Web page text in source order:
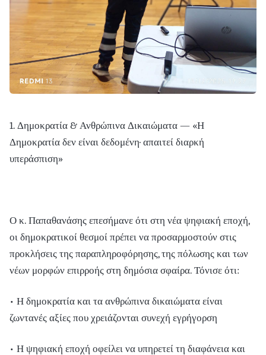
1. Δημοκρατία & Ανθρώπινα Δικαιώματα — «Η
Δημοκρατία δεν είναι δεδομένη· απαιτεί διαρκή
υπεράσπιση»
Ο κ. Παπαθανάσης επεσήμανε ότι στη νέα ψηφιακή εποχή,
οι δημοκρατικοί θεσμοί πρέπει να προσαρμοστούν στις
προκλήσεις της παραπληροφόρησης, της πόλωσης και των
νέων μορφών επιρροής στη δημόσια σφαίρα. Τόνισε ότι:
• Η δημοκρατία και τα ανθρώπινα δικαιώματα είναι
ζωντανές αξίες που χρειάζονται συνεχή εγρήγορση
• Η ψηφιακή εποχή οφείλει να υπηρετεί τη διαφάνεια και